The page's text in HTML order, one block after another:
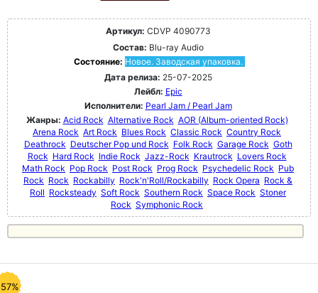
Артикул: CDVP 4090773
Состав: Blu-ray Audio
Состояние: Новое. Заводская упаковка.
Дата релиза: 25-07-2025
Лейбл: Epic
Исполнители: Pearl Jam / Pearl Jam
Жанры: Acid Rock Alternative Rock AOR (Album-oriented Rock)
Arena Rock Art Rock Blues Rock Classic Rock Country Rock
Deathrock Deutscher Pop und Rock Folk Rock Garage Rock Goth
Rock Hard Rock Indie Rock Jazz-Rock Krautrock Lovers Rock
Math Rock Pop Rock Post Rock Prog Rock Psychedelic Rock Pub
Rock Rock Rockabilly Rock'n'Roll/Rockabilly Rock Opera Rock &
Roll Rocksteady Soft Rock Southern Rock Space Rock Stoner
Rock Symphonic Rock